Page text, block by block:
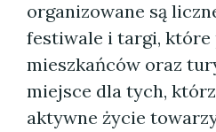
organizowane są
festiwale i targi, które
mieszkańców oraz
miejsce dla tych,
aktywne życie